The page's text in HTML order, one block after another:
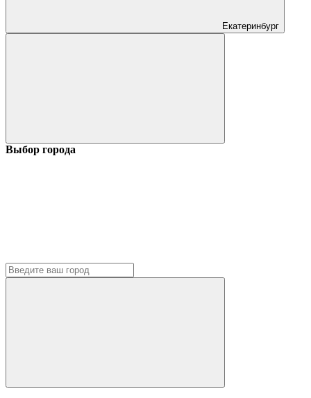
Екатеринбург
Выбор города